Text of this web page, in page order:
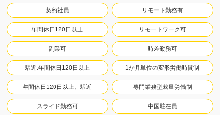
契約社員 リモート勤務有
年間休日120日以上 リモートワーク可
副業可 時差勤務可
駅近.年間休日120日以上 1か月単位の変形労働時間制
年間休日120日以上、駅近 専門業務型裁量労働制
スライド勤務可 中国駐在員